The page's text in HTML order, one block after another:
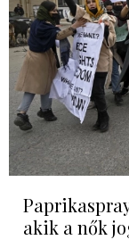
akik a nők